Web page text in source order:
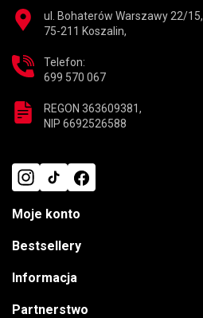
ul. Bohaterów Warszawy 22/15,
75-211 Koszalin,
Telefon:
699 570 067
REGON 363609381,
NIP 6692526588
Moje konto
Bestsellery
Informacja
Partnerstwo